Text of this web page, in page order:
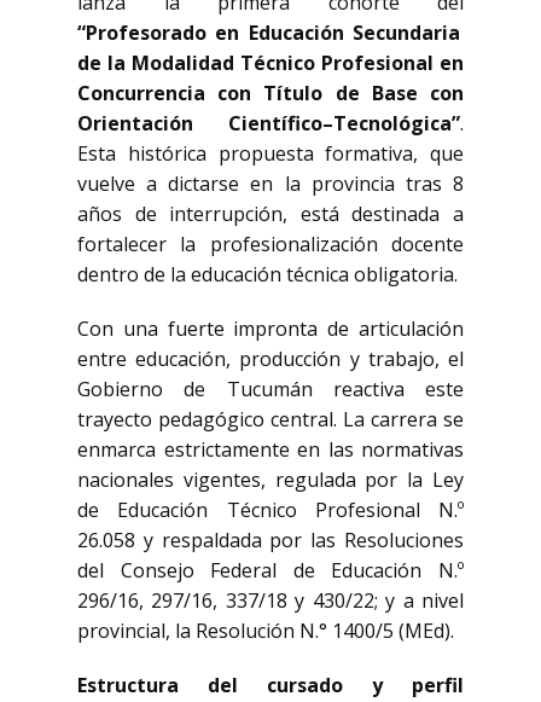
“Profesorado en Educación Secundaria
de la Modalidad Técnico Profesional en
Concurrencia con Título de Base con
Orientación Científico–Tecnológica”.
Esta histórica propuesta formativa, que
vuelve a dictarse en la provincia tras 8
años de interrupción, está destinada a
fortalecer la profesionalización docente
dentro de la educación técnica obligatoria.
Con una fuerte impronta de articulación
entre educación, producción y trabajo, el
Gobierno de Tucumán reactiva este
trayecto pedagógico central. La carrera se
enmarca estrictamente en las normativas
nacionales vigentes, regulada por la Ley
de Educación Técnico Profesional N.º
26.058 y respaldada por las Resoluciones
del Consejo Federal de Educación N.º
296/16, 297/16, 337/18 y 430/22; y a nivel
provincial, la Resolución N.° 1400/5 (MEd).
Estructura del cursado y perfil